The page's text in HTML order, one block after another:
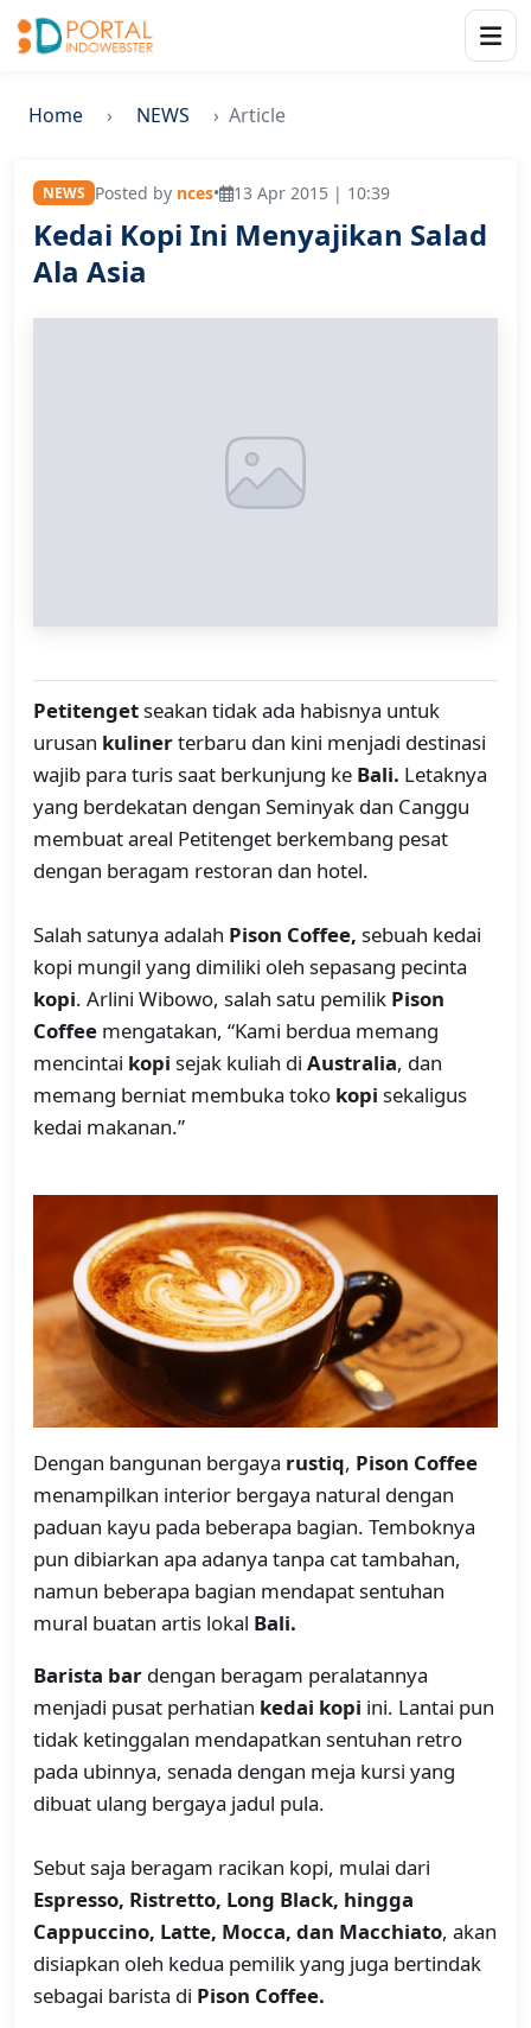
Home NEWS Article
NEWS Posted by nces• 13 Apr 2015 | 10:39
Kedai Kopi Ini Menyajikan Salad
Ala Asia
Petitengetseakan tidak ada habisnya untuk
urusan kulinerterbaru dan kini menjadi destinasi
wajib para turis saat berkunjung ke Bali. Letaknya
yang berdekatan dengan Seminyak dan Canggu
membuat areal Petitenget berkembang pesat
dengan beragam restoran dan hotel.
Salah satunya adalah Pison Coffee, sebuah kedai
kopi mungil yang dimiliki oleh sepasang pecinta
kopi. Arlini Wibowo, salah satu pemilik Pison
Coffee mengatakan, “Kami berdua memang
mencintai kopi sejak kuliah di Australia, dan
memang berniat membuka toko kopi sekaligus
kedai makanan.”
Dengan bangunan bergaya rustiq, Pison Coffee
menampilkan interior bergaya natural dengan
paduan kayu pada beberapa bagian. Temboknya
pun dibiarkan apa adanya tanpa cat tambahan,
namun beberapa bagian mendapat sentuhan
mural buatan artis lokal Bali.
Barista bar dengan beragam peralatannya
menjadi pusat perhatian kedai kopi ini. Lantai pun
tidak ketinggalan mendapatkan sentuhan retro
pada ubinnya, senada dengan meja kursi yang
dibuat ulang bergaya jadul pula.
Sebut saja beragam racikan kopi, mulai dari
Espresso, Ristretto, Long Black, hingga
Cappuccino, Latte, Mocca, dan Macchiato, akan
disiapkan oleh kedua pemilik yang juga bertindak
sebagai barista di Pison Coffee.